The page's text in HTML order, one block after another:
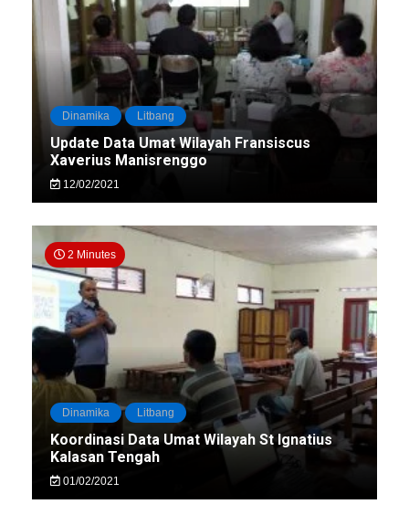
Dinamika Litbang
Update Data Umat Wilayah Fransiscus
Xaverius Manisrenggo
12/02/2021
2 Minutes
Dinamika Litbang
Koordinasi Data Umat Wilayah St Ignatius
Kalasan Tengah
01/02/2021